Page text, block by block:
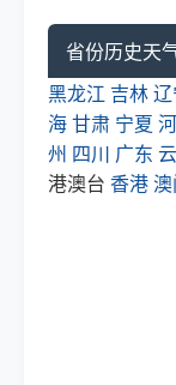
省份历史天
黑龙江 吉林
海甘肃 宁夏
州 四川 广东
港澳台 香港